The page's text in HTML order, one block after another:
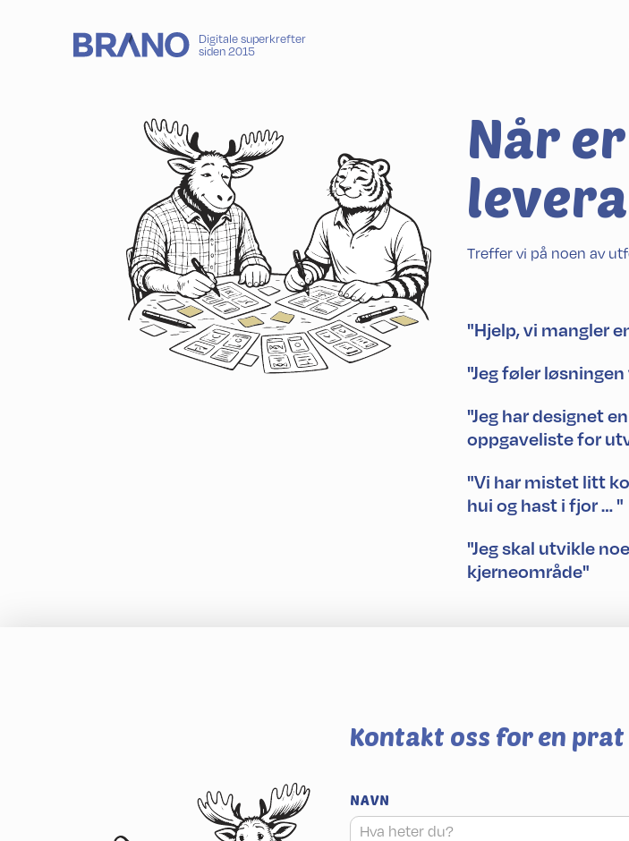
Digitale superkrefter
siden 2015
Når
Treffer vi på noen av
"Hjelp, vi mangler
"Jeg føler
"Jeg har designet
oppgaveliste for
"Vi har mistet litt
hui og hast i fjor … "
"Jeg skal utvikle
kjerneområde"
Kontakt oss for en prat
NAVN